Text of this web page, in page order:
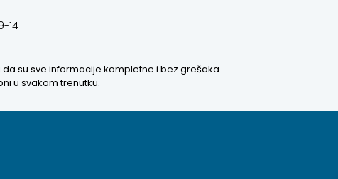
14
su sve informacije kompletne i bez grešaka.
u svakom trenutku.